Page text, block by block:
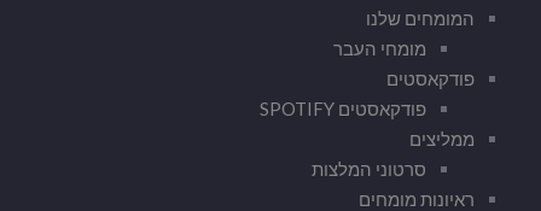
המומחים שלנו
מומחי העבר
פודקאסטים
פודקאסטים SPOTIFY
ממליצים
סרטוני המלצות
ראיונות מומחים